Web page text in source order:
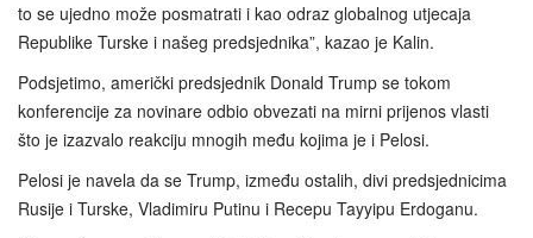
to se ujedno može posmatrati i kao odraz globalnog utjecaja
Republike Turske i našeg predsjednika”, kazao je Kalin.
Podsjetimo, američki predsjednik Donald Trump se tokom
konferencije za novinare odbio obvezati na mirni prijenos vlasti
što je izazvalo reakciju mnogih među kojima je i Pelosi.
Pelosi je navela da se Trump, između ostalih, divi predsjednicima
Rusije i Turske, Vladimiru Putinu i Recepu Tayyipu Erdoganu.